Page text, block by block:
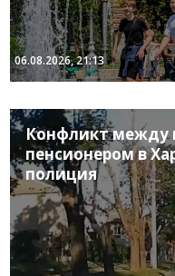
06.08.2026, 21:13
Конфликт между
пенсионером в
полиция